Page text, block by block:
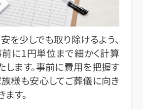
を少しでも取り除けるよう、
に1円単位まで細かく計算
します。事前に費用を把握す
族様も安心してご葬儀に向き
す。